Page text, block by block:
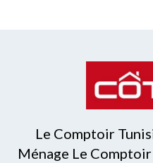
Le Comptoir
Ménage Le